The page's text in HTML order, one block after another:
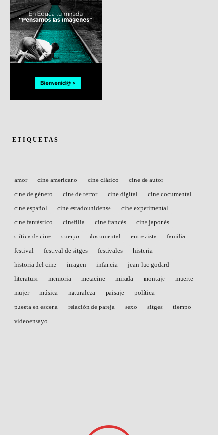
ETIQUETAS
amor cine americano cine clásico
cine de autor
cine de género
cine de terror cine digital
cine documental
cine español
cine estadounidense
cine experimental
cine fantástico
cinefilia cine francés
cine japonés
crítica de cine
cuerpo documental entrevista
familia
festival
festival de sitges festivales
historia
historia del cine
imagen infancia
jean-luc godard
literatura
memoria metacine mirada montaje
muerte
mujer
música naturaleza paisaje
política
puesta en escena
relación de pareja sexo sitges
tiempo
videoensayo